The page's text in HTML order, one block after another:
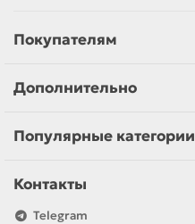
Покупателям
Дополнительно
Популярные категории
Контакты
Telegram